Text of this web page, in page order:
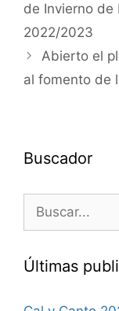
de Invierno de
2022/2023
Abierto el
al fomento de
Buscador
Últimas